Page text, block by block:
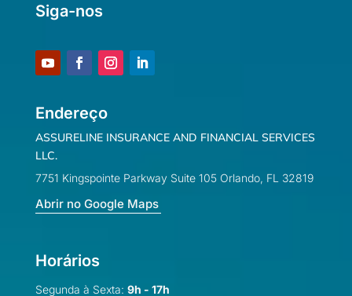
Siga-nos
Endereço
ASSURELINE INSURANCE AND FINANCIAL SERVICES
LLC.
7751 Kingspointe Parkway Suite 105 Orlando, FL 32819
Abrir no Google Maps
Horários
Segunda à Sexta: 9h - 17h